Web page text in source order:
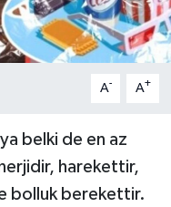
A- A+
belki de en az
harekettir,
bolluk berekettir.